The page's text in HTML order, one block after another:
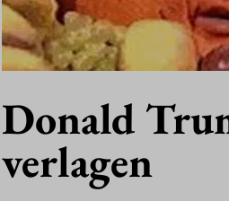
Donald
verlagen